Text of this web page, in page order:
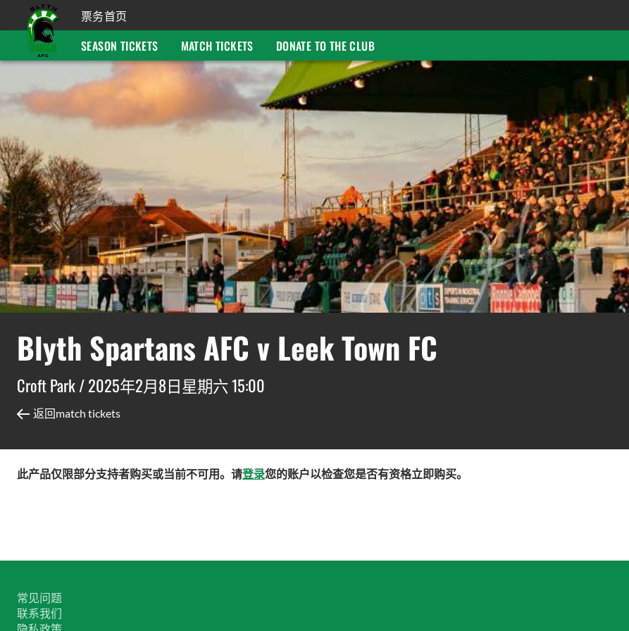
票务首页
SEASON TICKETS
MATCH TICKETS DONATE TO THE CLUB
Blyth Spartans AFC v Leek Town FC
Croft Park /2025年2月8日星期六 15:00
返回match tickets
此产品仅限部分支持者购买或当前不可用。请登录您的账户以检查您是否有资格立即购买。
常见问题
联系我们